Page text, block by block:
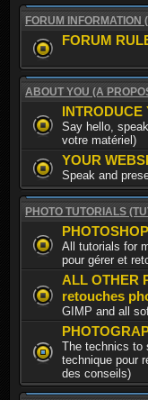
FORUM INFORMATION
FORUM
ABOUT YOU (A
Say hello,
votre matériel)
YOUR
Speak and
PHOTO TUTORIALS
All tutorials for
pour gérer et
ALL OTHER
retouches
GIMP and all
The technics to
technique pour
des conseils)